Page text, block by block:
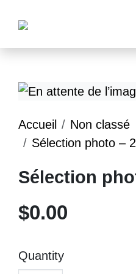
Accueil
Non classé
Sélection photo –
Sélection
$0.00
Quantity